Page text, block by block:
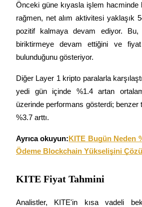
Rehber
Vadeli İşlemler Başlangıç Kılavuzu
Önceki güne kıyasla işlem hacminde
rağmen, net alım aktivitesi yaklaşık
pozitif kalmaya devam ediyor. Bu,
biriktirmeye devam ettiğini ve fiyat
bulunduğunu gösteriyor.
Diğer Layer 1 kripto paralarla
yedi gün içinde %1.4 artan
üzerinde performans gösterdi; benzer
%3.7 arttı.
Ayrıca okuyun: KITE Bugün Neden
Ödeme Blockchain Yükselişini
KITE Fiyat Tahmini
Analistler, KITE'in kısa vadeli